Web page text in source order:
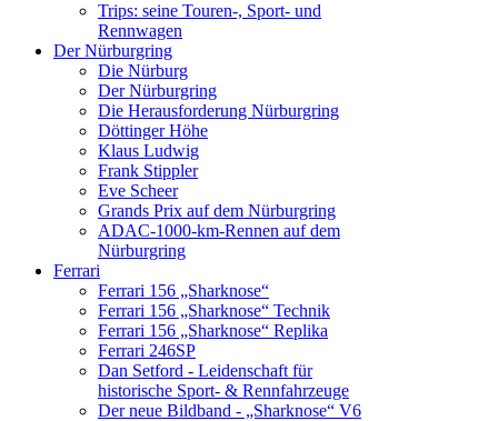
Trips: seine Touren-, Sport- und
Rennwagen
Der Nürburgring
Die Nürburg
Der Nürburgring
Die Herausforderung Nürburgring
Döttinger Höhe
Klaus Ludwig
Frank Stippler
Eve Scheer
Grands Prix auf dem Nürburgring
ADAC-1000-km-Rennen auf dem
Nürburgring
Ferrari
Ferrari 156 „Sharknose“
Ferrari 156 „Sharknose“ Technik
Ferrari 156 „Sharknose“ Replika
Ferrari 246SP
Dan Setford - Leidenschaft für
historische Sport- & Rennfahrzeuge
Der neue Bildband - „Sharknose“ V6